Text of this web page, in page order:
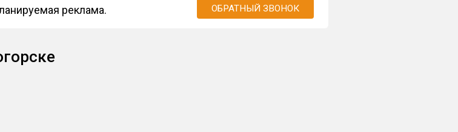
реклама.
ОБРАТНЫЙ ЗВОНОК